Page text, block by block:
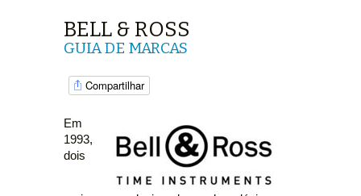
BELL & ROSS
GUIA DE MARCAS
Compartilhar
Em
1993,
dois